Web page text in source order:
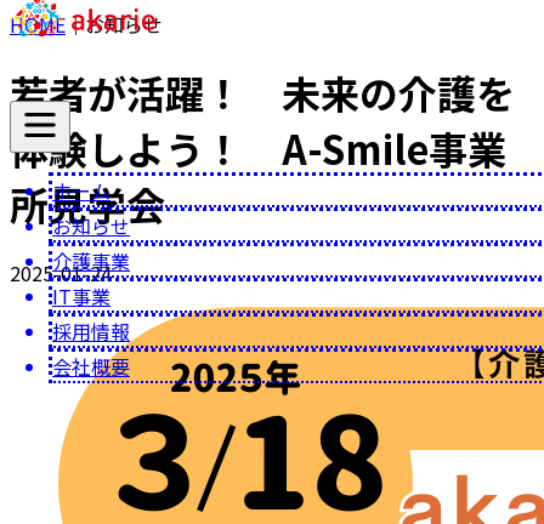
ホーム
お知らせ
介護事業
IT事業
採用情報
会社概要
HOME ｜お知らせ
若者が活躍！ 未来の介護を
体験しよう！ A-Smile事業
所見学会
2025-01-24